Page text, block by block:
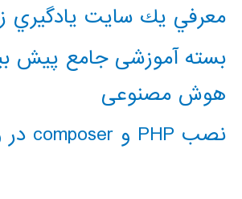
معرفي يك سايت يادگيري
بسته آموزشی جامع پیش
هوش مصنوعی
نصب PHP و composer در ویندوز 10